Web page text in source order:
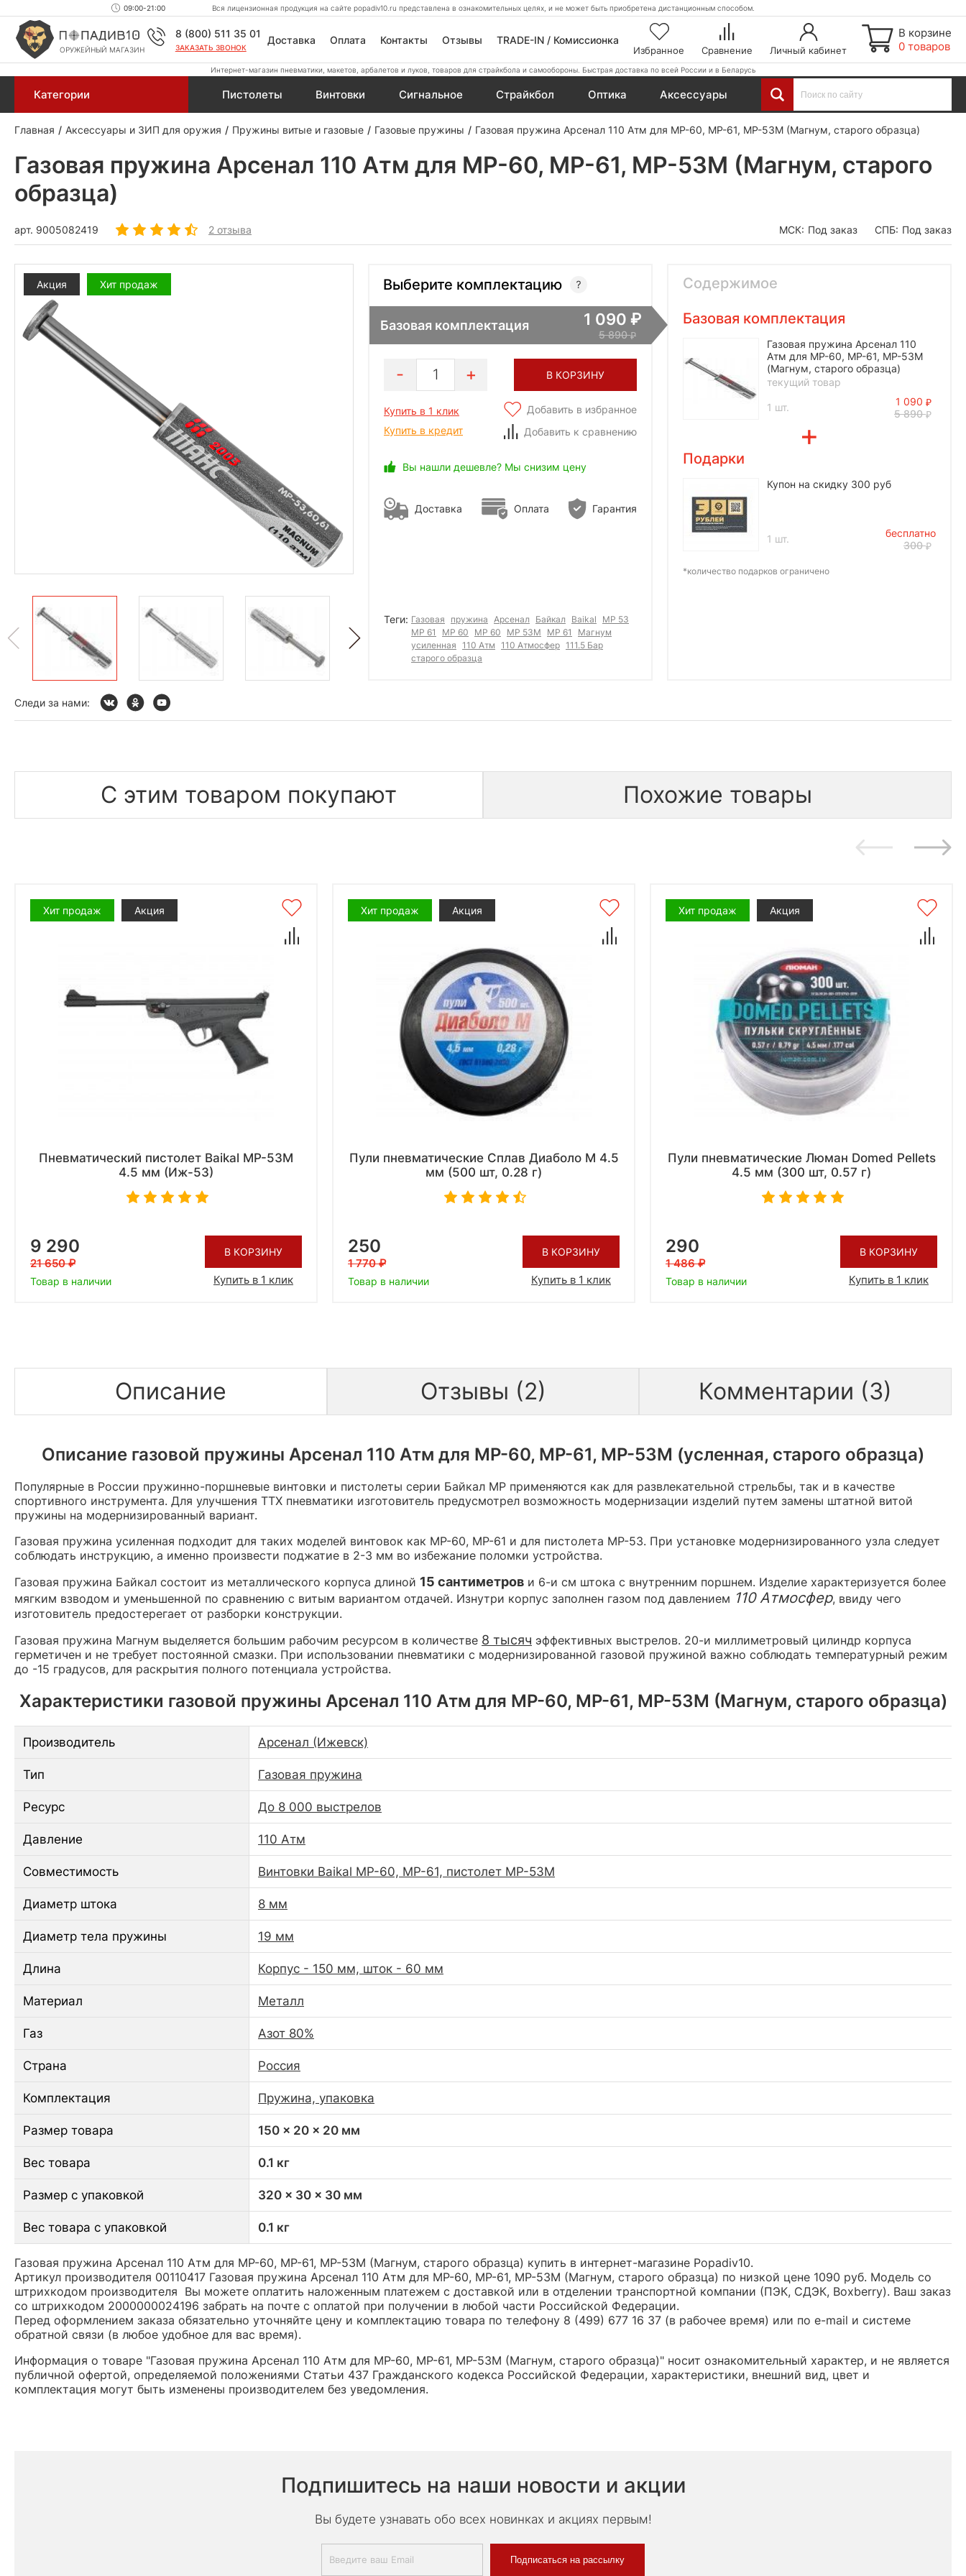
09:00-21:00 Вся лицензионная продукция на сайте popadiv10.ru представлена в ознакомительных целях, и не может быть приобретена дистанционным способом.
ОРУЖЕЙНЫЙ МАГАЗИН
8 (800) 511 35 01
ЗАКАЗАТЬ ЗВОНОК
Доставка Оплата Контакты Отзывы TRADE-IN / Комиссионка
Избранное Сравнение Личный кабинет
В корзине
0 товаров
Интернет-магазин пневматики, макетов, арбалетов и луков, товаров для страйкбола и самообороны. Быстрая доставка по всей России и в Беларусь
Категории Пистолеты Винтовки Сигнальное Страйкбол Оптика Аксессуары
Главная Аксессуары и ЗИП для оружия Пружины витые и газовые Газовые пружины Газовая пружина Арсенал 110 Атм для МР-60, МР-61, МР-53М (Магнум, старого образца)
Газовая пружина Арсенал 110 Атм для МР-60, МР-61, МР-53М (Магнум, старого
образца)
арт. 9005082419 2 отзыва МСК: Под заказ СПБ: Под заказ
Акция Хит продаж Выберите комплектацию
Базовая комплектация 1 090
5 890
1 В КОРЗИНУ
Купить в 1 клик
Купить в кредит
Добавить в избранное
Добавить к сравнению
Вы нашли дешевле? Мы снизим цену
Доставка Оплата Гарантия
Теги: Газовая пружина Арсенал Байкал Baikal
МР 53
МР 61
МР 60 MP 60 MP 53M MP 61
Магнум
усиленная 110 Атм 110 Атмосфер 111.5 Бар
старого образца
Содержимое
Базовая комплектация
Газовая пружина Арсенал 110
Атм для МР-60, МР-61, МР-53М
(Магнум, старого образца)
текущий товар
1 шт.
1 090
5 890
Подарки
Купон на скидку 300 руб
1 шт.
бесплатно
300
*количество подарков ограничено
Следи за нами:
С этим товаром покупают Похожие товары
Хит продаж Акция
Пневматический пистолет Baikal МР-53М
4.5 мм (Иж-53)
9 290
21 650
Товар в наличии
В КОРЗИНУ
Купить в 1 клик
Хит продаж Акция
Пули пневматические Сплав Диаболо М 4.5
мм (500 шт, 0.28 г)
250
1 770
Товар в наличии
В КОРЗИНУ
Купить в 1 клик
Хит продаж Акция
Пули пневматические Люман Domed Pellets
4.5 мм (300 шт, 0.57 г)
290
1 486
Товар в наличии
В КОРЗИНУ
Купить в 1 клик
Описание Отзывы (2) Комментарии (3)
Описание газовой пружины Арсенал 110 Атм для МР-60, МР-61, МР-53М (усленная, старого образца)
Популярные в России пружинно-поршневые винтовки и пистолеты серии Байкал МР применяются как для развлекательной стрельбы, так и в качестве
спортивного инструмента. Для улучшения ТТХ пневматики изготовитель предусмотрел возможность модернизации изделий путем замены штатной витой
пружины на модернизированный вариант.
Газовая пружина усиленная подходит для таких моделей винтовок как МР-60, МР-61 и для пистолета МР-53. При установке модернизированного узла следует
соблюдать инструкцию, а именно произвести поджатие в 2-3 мм во избежание поломки устройства.
Газовая пружина Байкал состоит из металлического корпуса длиной 15 сантиметров и 6-и см штока с внутренним поршнем. Изделие характеризуется более
мягким взводом и уменьшенной по сравнению с витым вариантом отдачей. Изнутри корпус заполнен газом под давлением 110 Атмосфер, ввиду чего
изготовитель предостерегает от разборки конструкции.
Газовая пружина Магнум выделяется большим рабочим ресурсом в количестве 8 тысяч эффективных выстрелов. 20-и миллиметровый цилиндр корпуса
герметичен и не требует постоянной смазки. При использовании пневматики с модернизированной газовой пружиной важно соблюдать температурный режим
до -15 градусов, для раскрытия полного потенциала устройства.
Характеристики газовой пружины Арсенал 110 Атм для МР-60, МР-61, МР-53М (Магнум, старого образца)
Производитель Арсенал (Ижевск)
Тип Газовая пружина
Ресурс До 8 000 выстрелов
Давление 110 Атм
Совместимость Винтовки Baikal MP-60, MP-61, пистолет MP-53М
Диаметр штока 8 мм
Диаметр тела пружины 19 мм
Длина Корпус - 150 мм, шток - 60 мм
Материал Металл
Газ Азот 80%
Страна Россия
Комплектация Пружина, упаковка
Размер товара 150 x 20 x 20 мм
Вес товара 0.1 кг
Размер с упаковкой 320 x 30 x 30 мм
Вес товара с упаковкой 0.1 кг
Газовая пружина Арсенал 110 Атм для МР-60, МР-61, МР-53М (Магнум, старого образца) купить в интернет-магазине Popadiv10.
Артикул производителя 00110417 Газовая пружина Арсенал 110 Атм для МР-60, МР-61, МР-53М (Магнум, старого образца) по низкой цене 1090 руб. Модель со
штрихкодом производителя Вы можете оплатить наложенным платежем с доставкой или в отделении транспортной компании (ПЭК, СДЭК, Boxberry). Ваш заказ
со штрихкодом 2000000024196 забрать на почте с оплатой при получении в любой части Российской Федерации.
Перед оформлением заказа обязательно уточняйте цену и комплектацию товара по телефону 8 (499) 677 16 37 (в рабочее время) или по e-mail и системе
обратной связи (в любое удобное для вас время).
Информация о товаре "Газовая пружина Арсенал 110 Атм для МР-60, МР-61, МР-53М (Магнум, старого образца)" носит ознакомительный характер, и не является
публичной офертой, определяемой положениями Статьи 437 Гражданского кодекса Российской Федерации, характеристики, внешний вид, цвет и
комплектация могут быть изменены производителем без уведомления.
Подпишитесь на наши новости и акции
Вы будете узнавать обо всех новинках и акциях первым!
Подписаться на рассылку